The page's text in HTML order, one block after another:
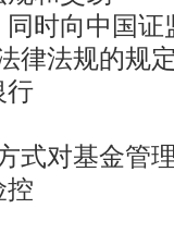
时向中国证
律法规的规
行
式对基金管
控